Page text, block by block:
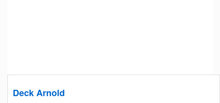
Deck Arnold